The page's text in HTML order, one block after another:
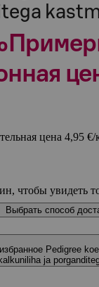
цена 4,95 €/
чтобы увидеть
Выбрать способ
Pedigree
ja